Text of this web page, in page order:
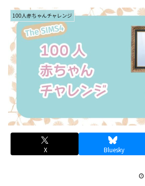
100人赤ちゃんチャレンジ
X Bluesky